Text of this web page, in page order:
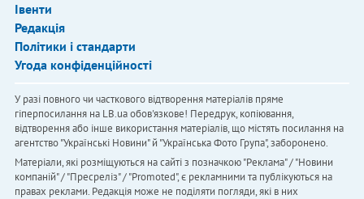
Івенти
Редакція
Політики і стандарти
Угода конфіденційності
У разі повного чи часткового відтворення матеріалів пряме
гіперпосилання на LB.ua обов'язкове! Передрук, копіювання,
відтворення або інше використання матеріалів, що містять посилання на
агентство "Українськi Новини" й "Українська Фото Група", заборонено.
Матеріали, які розміщуються на сайті з позначкою "Реклама" / "Новини
компаній" / "Пресреліз" / "Promoted", є рекламними та публікуються на
правах реклами. Редакція може не поділяти погляди, які в них